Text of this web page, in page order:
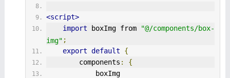
<script>
import boxImg from "@/components/box-
img" ;
export default
{
        components
:
{
            boxImg